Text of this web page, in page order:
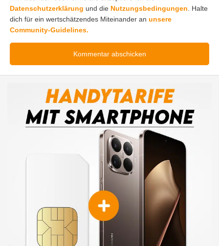
Datenschutzerklärung und die Nutzungsbedingungen . Halte
dich für ein wertschätzendes Miteinander an unsere
Community-Guidelines.